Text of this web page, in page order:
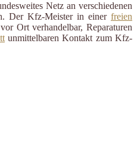
Netz an verschiedenen
Der Kfz-Meister in einer freien
Ort verhandelbar, Reparaturen
unmittelbaren Kontakt zum Kfz-